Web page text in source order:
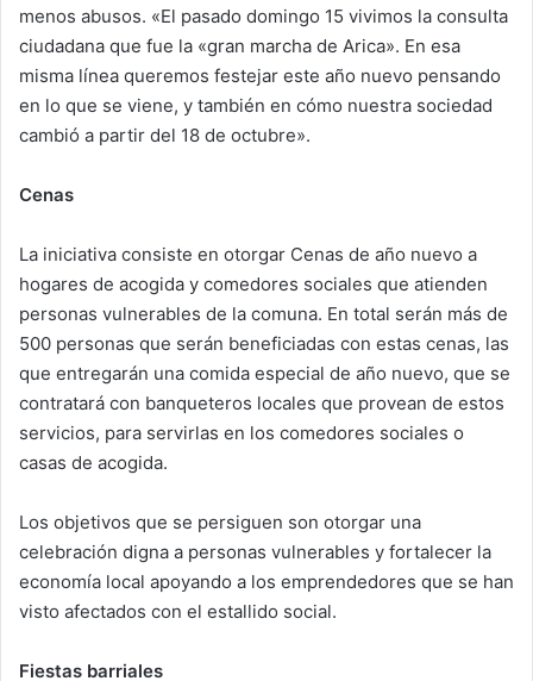
menos abusos. «El pasado domingo 15 vivimos la consulta
ciudadana que fue la «gran marcha de Arica». En esa
misma línea queremos festejar este año nuevo pensando
en lo que se viene, y también en cómo nuestra sociedad
cambió a partir del 18 de octubre».
Cenas
La iniciativa consiste en otorgar Cenas de año nuevo a
hogares de acogida y comedores sociales que atienden
personas vulnerables de la comuna. En total serán más de
500 personas que serán beneficiadas con estas cenas, las
que entregarán una comida especial de año nuevo, que se
contratará con banqueteros locales que provean de estos
servicios, para servirlas en los comedores sociales o
casas de acogida.
Los objetivos que se persiguen son otorgar una
celebración digna a personas vulnerables y fortalecer la
economía local apoyando a los emprendedores que se han
visto afectados con el estallido social.
Fiestas barriales